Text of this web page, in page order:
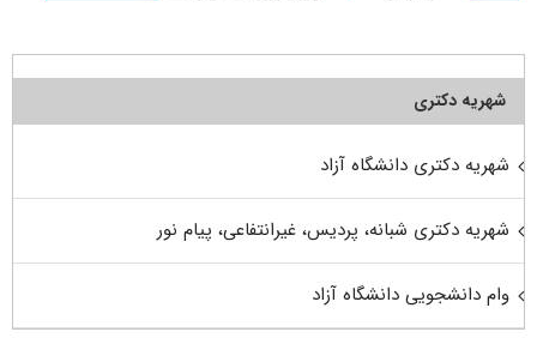
شهریه دکتری
شهریه دکتری دانشگاه آزاد
شهریه دکتری شبانه، پردیس، غیرانتفاعی، پیام نور
وام دانشجویی دانشگاه آزاد